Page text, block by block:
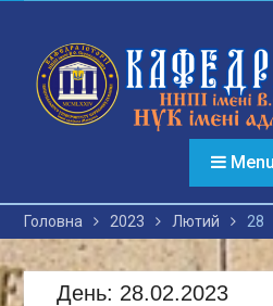
вмісту
Menu
Головна 2023 Лютий 28
День: 28.02.2023